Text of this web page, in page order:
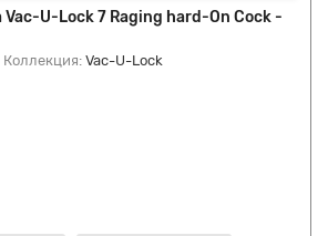
Vac-U-Lock 7 Raging hard-On Cock -
Коллекция: Vac-U-Lock